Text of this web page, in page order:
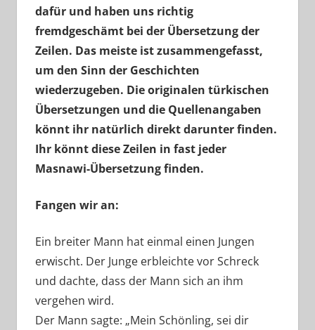
dafür und haben uns richtig
fremdgeschämt bei der Übersetzung der
Zeilen. Das meiste ist zusammengefasst,
um den Sinn der Geschichten
wiederzugeben. Die originalen türkischen
Übersetzungen und die Quellenangaben
könnt ihr natürlich direkt darunter finden.
Ihr könnt diese Zeilen in fast jeder
Masnawi-Übersetzung finden.
Fangen wir an:
Ein breiter Mann hat einmal einen Jungen
erwischt. Der Junge erbleichte vor Schreck
und dachte, dass der Mann sich an ihm
vergehen wird.
Der Mann sagte: „Mein Schönling, sei dir